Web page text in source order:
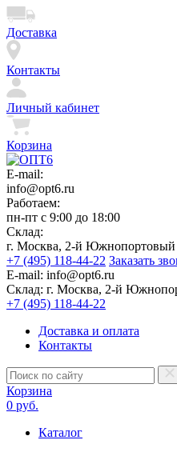
Доставка
Контакты
Личный кабинет
Корзина
E-mail:
info@opt6.ru
Работаем:
пн-пт с 9:00 до 18:00
Склад:
г. Москва, 2-й Южнопортовый
+7 (495) 118-44-22 Заказать
E-mail: info@opt6.ru
Склад: г. Москва, 2-й
+7 (495) 118-44-22
Доставка и оплата
Контакты
Корзина
0 руб.
Каталог